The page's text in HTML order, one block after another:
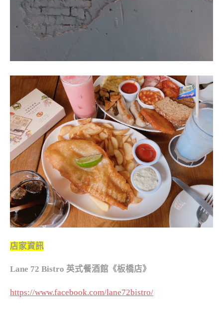
店家資訊
Lane 72 Bistro 英式餐酒館《板橋店》
https://www.facebook.com/lane72bistro/